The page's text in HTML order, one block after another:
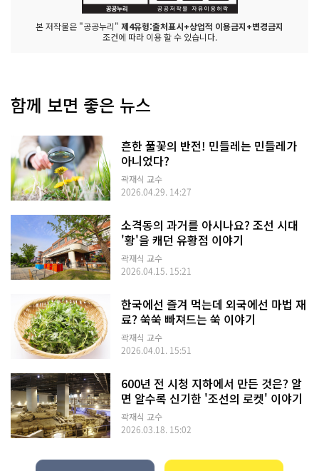
본 저작물은 "공공누리" 제4유형:출처표시+상업적 이용금지+변경금지
조건에 따라 이용 할 수 있습니다.
함께 보면 좋은 뉴스
흔한 풀꽃의 반전! 민들레는 민들레가
아니었다?
곽재식 교수
2026.04.29. 14:27
소격동의 과거를 아시나요? 조선 시대
'황'을 캐던 유황점 이야기
곽재식 교수
2026.04.15. 15:21
한국에선 즐겨 먹는데 외국에선 마법 재
료? 쑥쑥 빠져드는 쑥 이야기
곽재식 교수
2026.04.01. 15:51
600년 전 시청 지하에서 만든 것은? 알
면 알수록 신기한 '조선의 로켓' 이야기
곽재식 교수
2026.03.18. 15:02